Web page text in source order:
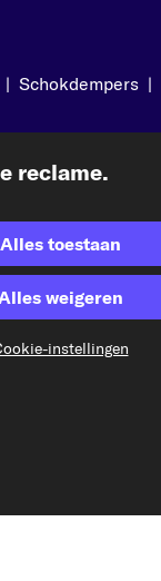
| Schokdempers |
reclame.
Alles toestaan
weigeren
instellingen